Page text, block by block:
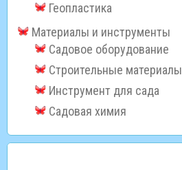
Геопластика
Материалы и инструменты
Садовое оборудование
Строительные материалы
Инструмент для сада
Садовая химия